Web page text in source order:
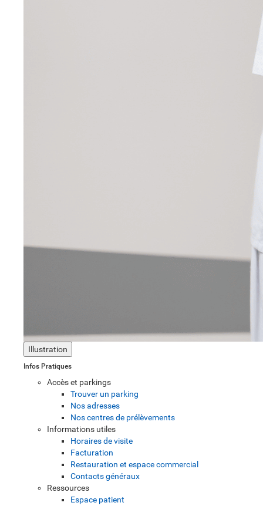
Illustration
Infos Pratiques
Accès et parkings
Trouver un parking
Nos adresses
Nos centres de prélèvements
Informations utiles
Horaires de visite
Facturation
Restauration et espace commercial
Contacts généraux
Ressources
Espace patient